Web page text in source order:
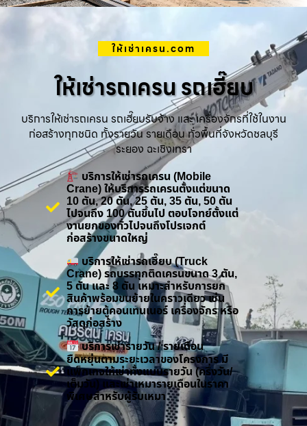
ให้เช่าเครน.com
ให้เช่ารถเครน รถเฮี๊ยบ
บริการให้เช่ารถเครน รถเฮี๊ยบรับจ้าง และ เครื่องจักรที่ใช้ในงาน
ก่อสร้างทุกชนิด ทั้งรายวัน รายเดือน ทั่วพื้นที่จังหวัดชลบุรี
ระยอง ฉะเชิงเทรา
บริการให้เช่ารถเครน (Mobile
Crane) ให้บริการรถเครนตั้งแต่ขนาด
10 ตัน, 20 ตัน, 25 ตัน, 35 ตัน, 50 ตัน
ไปจนถึง 100 ตันขึ้นไป ตอบโจทย์ตั้งแต่
งานยกของทั่วไปจนถึงโปรเจกต์
ก่อสร้างขนาดใหญ่
บริการให้เช่ารถเฮี๊ยบ (Truck
Crane) รถบรรทุกติดเครนขนาด 3 ตัน,
5 ตัน และ 8 ตัน เหมาะสำหรับการยก
สินค้าพร้อมขนย้ายในคราวเดียว เช่น
การย้ายตู้คอนเทนเนอร์ เครื่องจักร หรือ
วัสดุก่อสร้าง
บริการเช่ารายวัน / รายเดือน
ยืดหยุ่นตามระยะเวลาของโครงการ มี
แพ็กเกจให้เช่าทั้งแบบรายวัน (ครึ่งวัน/
เต็มวัน) และเช่าเหมารายเดือนในราคา
พิเศษสำหรับผู้รับเหมา